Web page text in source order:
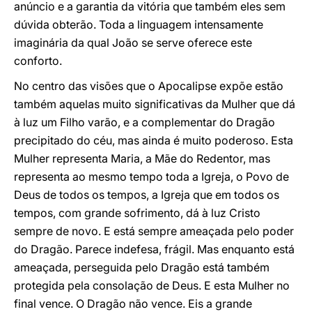
anúncio e a garantia da vitória que também eles sem
dúvida obterão. Toda a linguagem intensamente
imaginária da qual João se serve oferece este
conforto.
No centro das visões que o Apocalipse expõe estão
também aquelas muito significativas da Mulher que dá
à luz um Filho varão, e a complementar do Dragão
precipitado do céu, mas ainda é muito poderoso. Esta
Mulher representa Maria, a Mãe do Redentor, mas
representa ao mesmo tempo toda a Igreja, o Povo de
Deus de todos os tempos, a Igreja que em todos os
tempos, com grande sofrimento, dá à luz Cristo
sempre de novo. E está sempre ameaçada pelo poder
do Dragão. Parece indefesa, frágil. Mas enquanto está
ameaçada, perseguida pelo Dragão está também
protegida pela consolação de Deus. E esta Mulher no
final vence. O Dragão não vence. Eis a grande